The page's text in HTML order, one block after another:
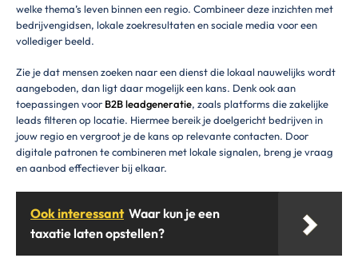
welke thema’s leven binnen een regio. Combineer deze inzichten met
bedrijvengidsen, lokale zoekresultaten en sociale media voor een
vollediger beeld.
Zie je dat mensen zoeken naar een dienst die lokaal nauwelijks wordt
aangeboden, dan ligt daar mogelijk een kans. Denk ook aan
toepassingen voor B2B leadgeneratie, zoals platforms die zakelijke
leads filteren op locatie. Hiermee bereik je doelgericht bedrijven in
jouw regio en vergroot je de kans op relevante contacten. Door
digitale patronen te combineren met lokale signalen, breng je vraag
en aanbod effectiever bij elkaar.
Ook interessant Waar kun je een
taxatie laten opstellen?